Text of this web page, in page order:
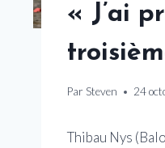
« J’ai
Par Steven 24
Thibau Nys